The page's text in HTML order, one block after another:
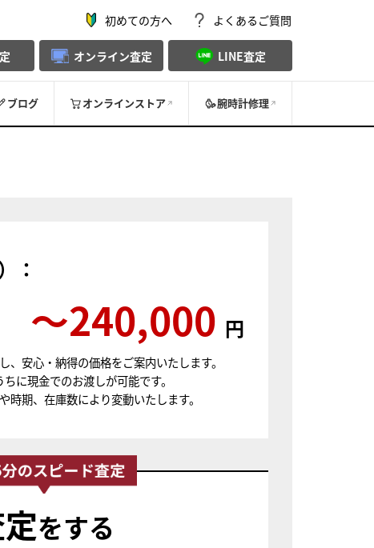
初めての方へ よくあるご質問
オンライン査定 LINE査定
ブログ オンラインストア 腕時計修理
：
〜240,000 円
、安心・納得の価格をご案内いたします。
に現金でのお渡しが可能です。
期、在庫数により変動いたします。
をする